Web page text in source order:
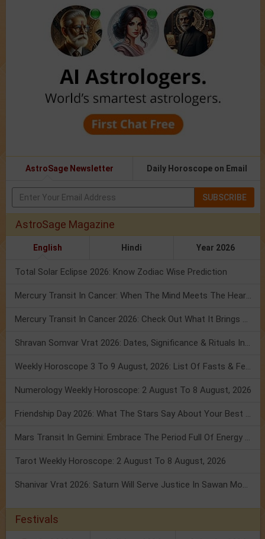
AstroSage Newsletter Daily Horoscope on Email
SUBSCRIBE
AstroSage Magazine
English Hindi Year 2026
Total Solar Eclipse 2026: Know Zodiac Wise Prediction
Mercury Transit In Cancer: When The Mind Meets The Heart!
Mercury Transit In Cancer 2026: Check Out What It Brings For You
Shravan Somvar Vrat 2026: Dates, Significance & Rituals In August
Weekly Horoscope 3 To 9 August, 2026: List Of Fasts & Festivals
Numerology Weekly Horoscope: 2 August To 8 August, 2026
Friendship Day 2026: What The Stars Say About Your Best Friend!
Mars Transit In Gemini: Embrace The Period Full Of Energy & Intelligence
Tarot Weekly Horoscope: 2 August To 8 August, 2026
Shanivar Vrat 2026: Saturn Will Serve Justice In Sawan Month!
Festivals